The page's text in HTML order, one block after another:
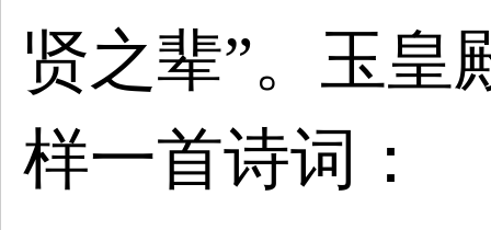
贤之辈”。玉皇
样一首诗词：